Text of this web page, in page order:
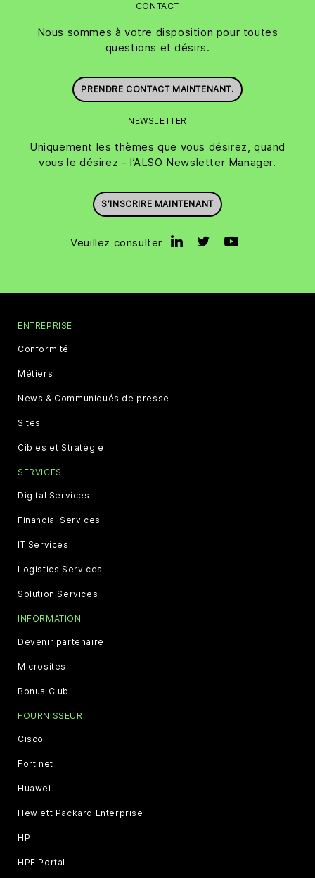
CONTACT
Nous sommes à votre disposition pour toutes
questions et désirs.
PRENDRE CONTACT MAINTENANT.
NEWSLETTER
Uniquement les thèmes que vous désirez, quand
vous le désirez - l’ALSO Newsletter Manager.
S’INSCRIRE MAINTENANT
Veuillez consulter
ENTREPRISE
Conformité
Métiers
News & Communiqués de presse
Sites
Cibles et Stratégie
SERVICES
Digital Services
Financial Services
IT Services
Logistics Services
Solution Services
INFORMATION
Devenir partenaire
Microsites
Bonus Club
FOURNISSEUR
Cisco
Fortinet
Huawei
Hewlett Packard Enterprise
HP
HPE Portal